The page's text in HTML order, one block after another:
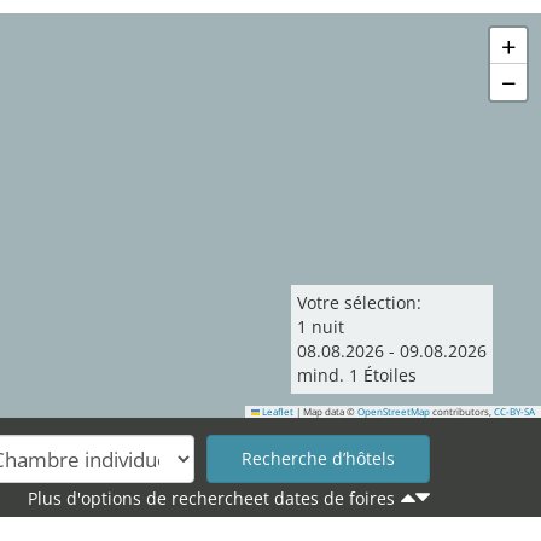
+
−
Leaflet | Map data © OpenStreetMap contributors, CC-BY-SA
Votre sélection:
1 nuit
08.08.2026 - 09.08.2026
mind. 1 Étoiles
Plus d'options de rechercheet dates de foires